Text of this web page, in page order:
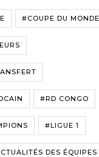
#COUPE DU
#RD CONGO
#LIGUE 1
DES ÉQUIPES